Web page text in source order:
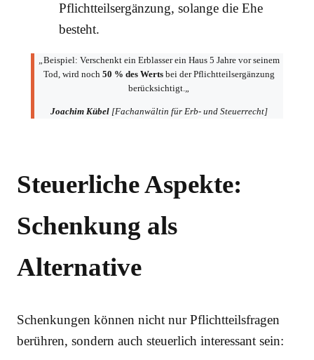
Pflichtteilsergänzung, solange die Ehe
besteht.
„Beispiel: Verschenkt ein Erblasser ein Haus 5 Jahre vor seinem
Tod, wird noch 50 % des Wertsbei der Pflichtteilsergänzung
berücksichtigt.„
Joachim Kübel[Fachanwältin für Erb- und Steuerrecht]
Steuerliche Aspekte:
Schenkung als
Alternative
Schenkungen können nicht nur Pflichtteilsfragen
berühren, sondern auch steuerlich interessant sein: